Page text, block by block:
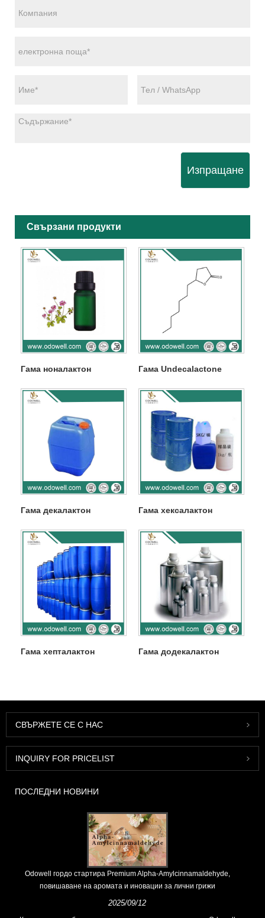
Изпращане
Свързани продукти
Гама ноналактон Гама Undecalactone
Гама декалактон Гама хексалактон
Гама хепталактон Гама додекалактон
СВЪРЖЕТЕ СЕ С НАС
INQUIRY FOR PRICELIST
ПОСЛЕДНИ НОВИНИ
Odowell гордо стартира Premium Alpha-Amylcinnamaldehyde,
повишаване на аромата и иновации за лични грижи
2025/09/12